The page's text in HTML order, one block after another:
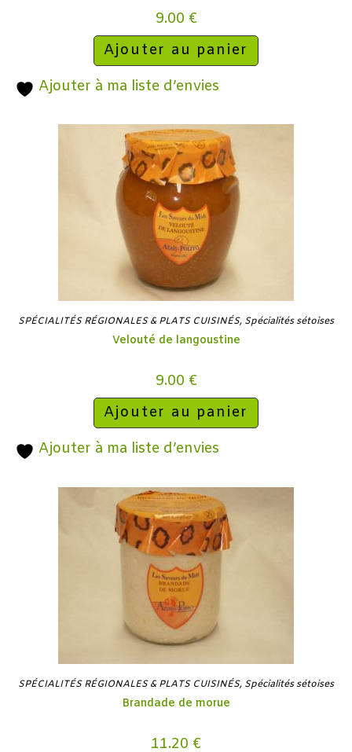
9.00 €
Ajouter au panier
Ajouter à ma liste d’envies
SPÉCIALITÉS RÉGIONALES & PLATS CUISINÉS, Spécialités sétoises
Velouté de langoustine
9.00 €
Ajouter au panier
Ajouter à ma liste d’envies
SPÉCIALITÉS RÉGIONALES & PLATS CUISINÉS, Spécialités sétoises
Brandade de morue
11.20 €